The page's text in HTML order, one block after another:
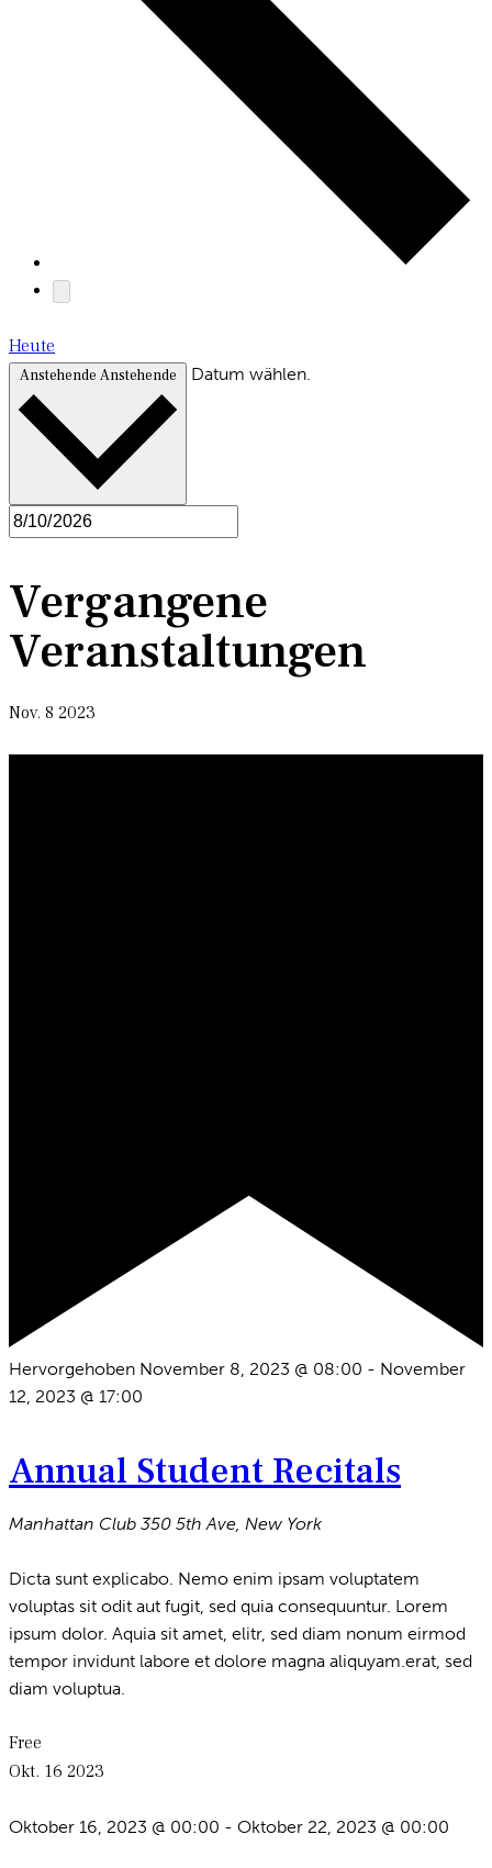
Heute
Anstehende Anstehende Datum wählen.
Vergangene
Veranstaltungen
Nov. 8 2023
Hervorgehoben November 8, 2023 @ 08:00 - November
12, 2023 @ 17:00
Annual Student Recitals
Manhattan Club 350 5th Ave, New York
Dicta sunt explicabo. Nemo enim ipsam voluptatem
voluptas sit odit aut fugit, sed quia consequuntur. Lorem
ipsum dolor. Aquia sit amet, elitr, sed diam nonum eirmod
tempor invidunt labore et dolore magna aliquyam.erat, sed
diam voluptua.
Free
Okt. 16 2023
Oktober 16, 2023 @ 00:00 - Oktober 22, 2023 @ 00:00